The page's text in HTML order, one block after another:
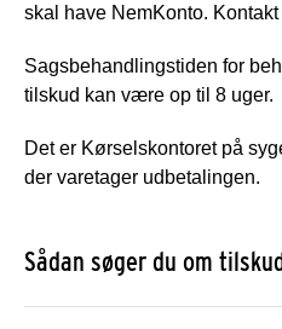
skal have NemKonto.
Sagsbehandlingstiden for
tilskud kan være op til 8 uger.
Det er Kørselskontoret på
der varetager udbetalingen.
Sådan søger du om